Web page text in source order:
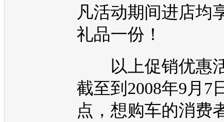
凡活动期间进店均
礼品一份！
以上促销优惠
截至到2008年9月7
点，想购车的消费